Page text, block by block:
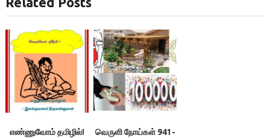
எண்ணுவோம் தமிழில்!
வெருளி நோய்கள் 941-